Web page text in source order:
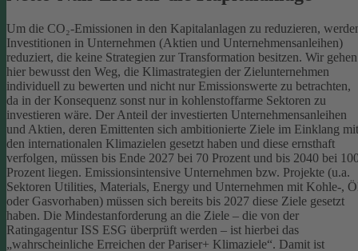
Um die CO₂-Emissionen in den Kapitalanlagen zu reduzieren,
Investitionen in Unternehmen (Aktien und Unternehmensanleihen)
reduziert, die keine Strategien zur Transformation besitzen. Wir gehen
hier bewusst den Weg, die Klimastrategien der Zielunternehmen
individuell zu bewerten und nicht nur Emissionswerte zu betrachten,
da in der Konsequenz sonst nur in kohlenstoffarme Sektoren zu
investieren wäre. Der Anteil der investierten Unternehmensanleihen
und Aktien, deren Emittenten sich ambitionierte Ziele im Einklang mit
den internationalen Klimazielen gesetzt haben und diese ernsthaft
verfolgen, müssen bis Ende 2027 bei 70 Prozent und bis 2040 bei
Prozent liegen. Emissionsintensive Unternehmen bzw. Projekte (u.a.
Sektoren Utilities, Materials, Energy und Unternehmen mit Kohle-,
oder Gasvorhaben) müssen sich bereits bis 2027 diese Ziele gesetzt
haben. Die Mindestanforderung an die Ziele – die von der
Ratingagentur ISS ESG überprüft werden – ist hierbei das
„wahrscheinliche Erreichen der Pariser+ Klimaziele“. Damit ist